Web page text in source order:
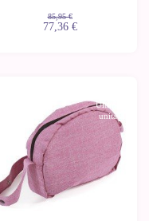
85,95 €
77,36 €
Ultime
unità